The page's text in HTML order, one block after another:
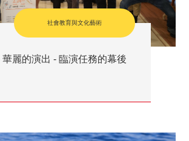
社會教育與文化藝術
華麗的演出 - 臨演任務的幕後